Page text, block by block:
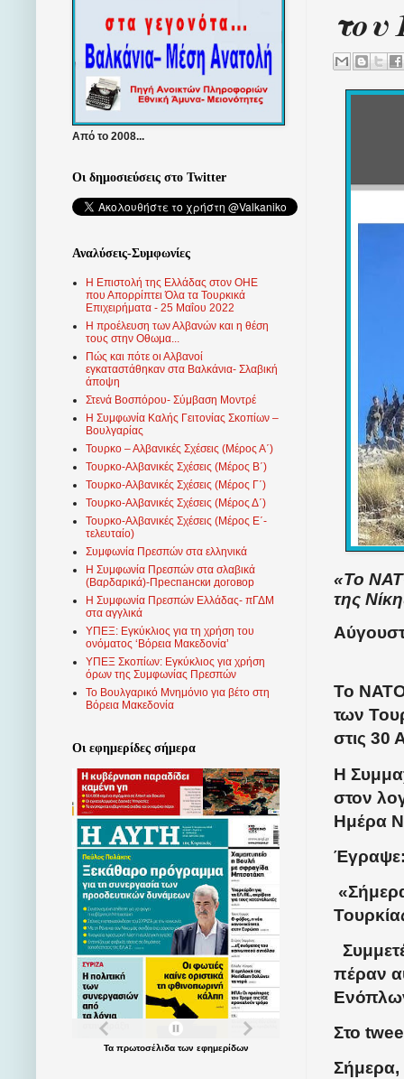
του
«Το
της
Το ΝΑΤΟ
των
στις 30
Η
στον
Ημέρα
πέραν
Στο
Σήμερα,
Από το 2008...
Οι δημοσιεύσεις στο Twitter
Αναλύσεις-Συμφωνίες
Η Επιστολή της Ελλάδας στον ΟΗΕ
που Απορρίπτει Όλα τα Τουρκικά
Επιχειρήματα - 25 Μαΐου 2022
Η προέλευση των Αλβανών και η θέση
τους στην Οθωμα...
Πώς και πότε οι Αλβανοί
εγκαταστάθηκαν στα Βαλκάνια- Σλαβική
άποψη
Στενά Βοσπόρου- Σύμβαση Μοντρέ
Η Συμφωνία Καλής Γειτονίας Σκοπίων –
Βουλγαρίας
Τουρκο – Αλβανικές Σχέσεις (Mέρος Α΄)
Τουρκο-Αλβανικές Σχέσεις (Μέρος Β΄)
Τουρκο-Αλβανικές Σχέσεις (Μέρος Γ΄)
Τουρκο-Αλβανικές Σχέσεις (Μέρος Δ΄)
Τουρκο-Αλβανικές Σχέσεις (Μέρος Ε΄-
τελευταίο)
Συμφωνία Πρεσπών στα ελληνικά
Η Συμφωνία Πρεσπών στα σλαβικά
(Βαρδαρικά)-Преспански договор
Η Συμφωνία Πρεσπών Ελλάδας- πΓΔΜ
στα αγγλικά
ΥΠΕΞ: Εγκύκλιος για τη χρήση του
ονόματος ‘Βόρεια Μακεδονία’
ΥΠΕΞ Σκοπίων: Εγκύκλιος για χρήση
όρων της Συμφωνίας Πρεσπών
Το Βουλγαρικό Μνημόνιο για βέτο στη
Βόρεια Μακεδονία
Οι εφημερίδες σήμερα
Τα πρωτοσέλιδατων εφημερίδων